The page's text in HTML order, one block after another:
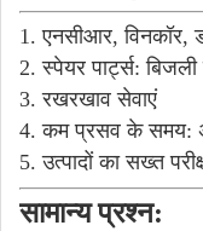
1. एनसीआर, विनकॉर,
2. स्पेयर पार्ट्स:
3. रखरखाव सेवाएं
4. कम प्रसव के समय:
5. उत्पादों का सख्त
सामान्य प्रश्न: